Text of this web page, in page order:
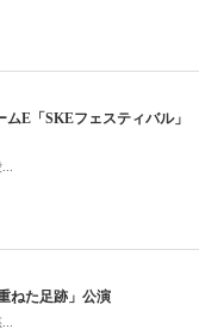
ムE「SKEフェスティバル」
ねた足跡」公演